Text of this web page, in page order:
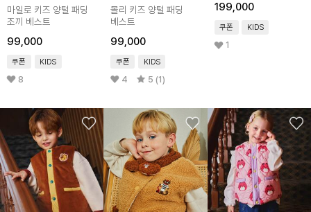
마일로 키즈 양털 패딩
조끼 베스트
99,000
쿠폰 KIDS
8
몰리 키즈 양털 패딩
베스트
99,000
쿠폰 KIDS
4 5 (1)
199,000
쿠폰 KIDS
1